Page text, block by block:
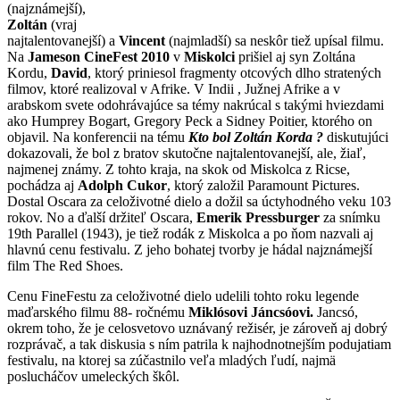
(najznámejší),
Zoltán (vraj
najtalentovanejší) a Vincent (najmladší) sa neskôr tiež upísal filmu.
Na Jameson CineFest 2010 v Miskolci prišiel aj syn Zoltána
Kordu, David, ktorý priniesol fragmenty otcových dlho stratených
filmov, ktoré realizoval v Afrike. V Indii , Južnej Afrike a v
arabskom svete odohrávajúce sa témy nakrúcal s takými hviezdami
ako Humprey Bogart, Gregory Peck a Sidney Poitier, ktorého on
objavil. Na konferencii na tému Kto bol Zoltán Korda ? diskutujúci
dokazovali, že bol z bratov skutočne najtalentovanejší, ale, žiaľ,
najmenej známy. Z tohto kraja, na skok od Miskolca z Ricse,
pochádza aj Adolph Cukor, ktorý založil Paramount Pictures.
Dostal Oscara za celoživotné dielo a dožil sa úctyhodného veku 103
rokov. No a ďalší držiteľ Oscara, Emerik Pressburger za snímku
19th Parallel (1943), je tiež rodák z Miskolca a po ňom nazvali aj
hlavnú cenu festivalu. Z jeho bohatej tvorby je hádal najznámejší
film The Red Shoes.
Cenu FineFestu za celoživotné dielo udelili tohto roku legende
maďarského filmu 88- ročnému Miklósovi Jáncsóovi. Jancsó,
okrem toho, že je celosvetovo uznávaný režisér, je zároveň aj dobrý
rozprávač, a tak diskusia s ním patrila k najhodnotnejším podujatiam
festivalu, na ktorej sa zúčastnilo veľa mladých ľudí, najmä
poslucháčov umeleckých škôl.